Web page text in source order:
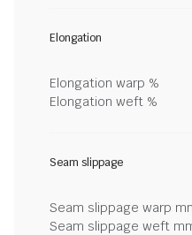
Elongation
Elongation warp %
Elongation weft %
Seam slippage
Seam slippage warp
Seam slippage weft